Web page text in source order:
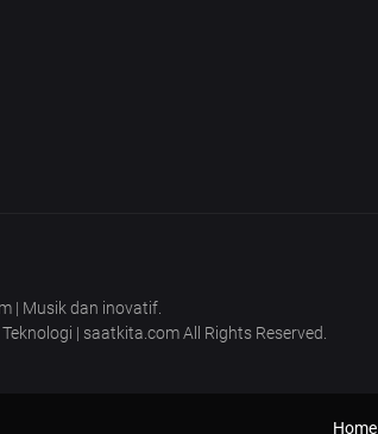
| Musik dan inovatif.
| saatkita.com All Rights Reserved.
Home